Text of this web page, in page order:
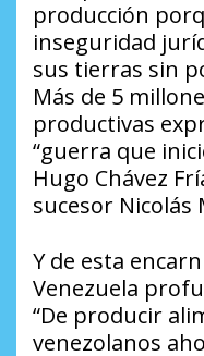
producción
inseguridad
sus tierras sin
Más de 5
productivas
“guerra que
Hugo Chávez
sucesor Nicolás
Y de esta
Venezuela
“De producir
venezolanos